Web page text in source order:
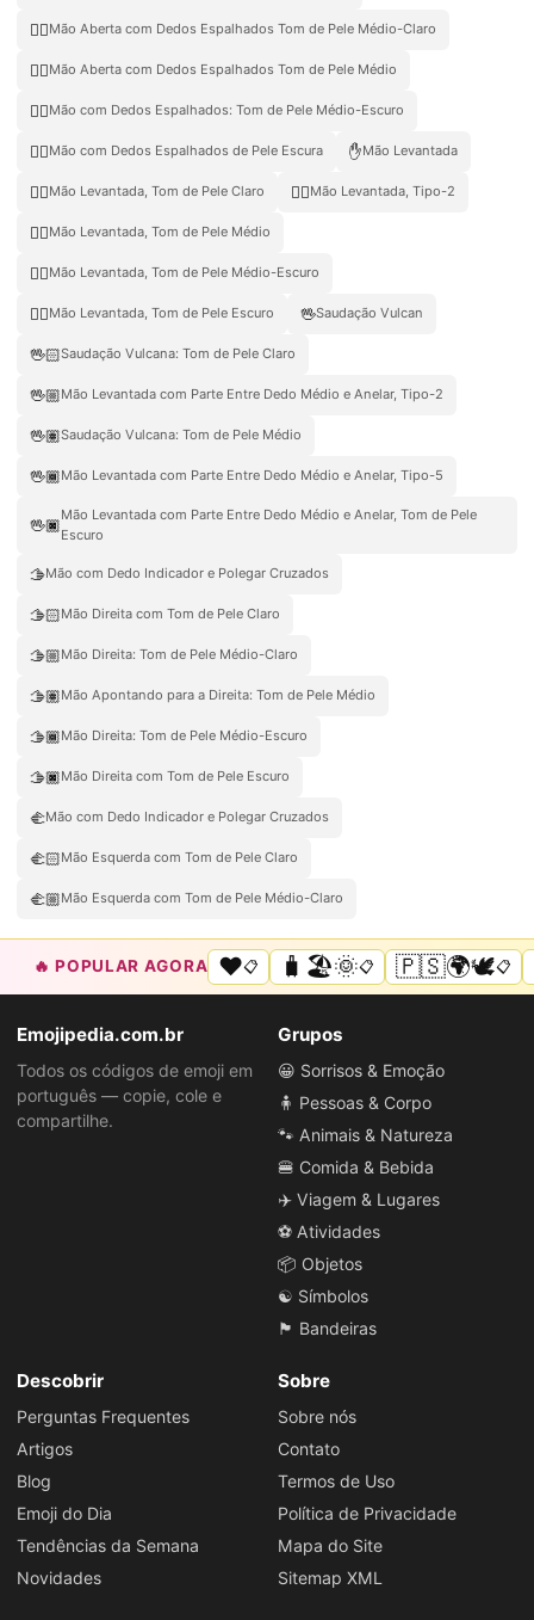
🖐🏼Mão Aberta com Dedos Espalhados Tom de Pele Médio-Claro
🖐🏽Mão Aberta com Dedos Espalhados Tom de Pele Médio
🖐🏾Mão com Dedos Espalhados: Tom de Pele Médio-Escuro
🖐🏿Mão com Dedos Espalhados de Pele Escura ✋Mão Levantada
✋🏻Mão Levantada, Tom de Pele Claro ✋🏼Mão Levantada, Tipo-2
✋🏽Mão Levantada, Tom de Pele Médio
✋🏾Mão Levantada, Tom de Pele Médio-Escuro
✋🏿Mão Levantada, Tom de Pele Escuro 🖖Saudação Vulcan
🖖🏻Saudação Vulcana: Tom de Pele Claro
🖖🏼Mão Levantada com Parte Entre Dedo Médio e Anelar, Tipo-2
🖖🏽Saudação Vulcana: Tom de Pele Médio
🖖🏾Mão Levantada com Parte Entre Dedo Médio e Anelar, Tipo-5
🖖🏿
Mão Levantada com Parte Entre Dedo Médio e Anelar, Tom de Pele
Escuro
🫱Mão com Dedo Indicador e Polegar Cruzados
🫱🏻Mão Direita com Tom de Pele Claro
🫱🏼Mão Direita: Tom de Pele Médio-Claro
🫱🏽Mão Apontando para a Direita: Tom de Pele Médio
🫱🏾Mão Direita: Tom de Pele Médio-Escuro
🫱🏿Mão Direita com Tom de Pele Escuro
🫲Mão com Dedo Indicador e Polegar Cruzados
🫲🏻Mão Esquerda com Tom de Pele Claro
🫲🏼Mão Esquerda com Tom de Pele Médio-Claro
🔥 POPULAR AGORA ❤️📋 🧳🏖️🌞📋 🇵🇸🌍🕊️📋
Emojipedia.com.br
Todos os códigos de emoji em
português — copie, cole e
compartilhe.
Grupos
😀 Sorrisos & Emoção
🧍 Pessoas & Corpo
🐾 Animais & Natureza
🍔 Comida & Bebida
✈️ Viagem & Lugares
⚽ Atividades
📦 Objetos
☯️ Símbolos
🏴 Bandeiras
Descobrir
Perguntas Frequentes
Artigos
Blog
Emoji do Dia
Tendências da Semana
Novidades
Sobre
Sobre nós
Contato
Termos de Uso
Política de Privacidade
Mapa do Site
Sitemap XML